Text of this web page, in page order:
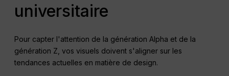
universitaire
Pour capter l'attention de la génération Alpha et de la
génération Z, vos visuels doivent s'aligner sur les
tendances actuelles en matière de design.